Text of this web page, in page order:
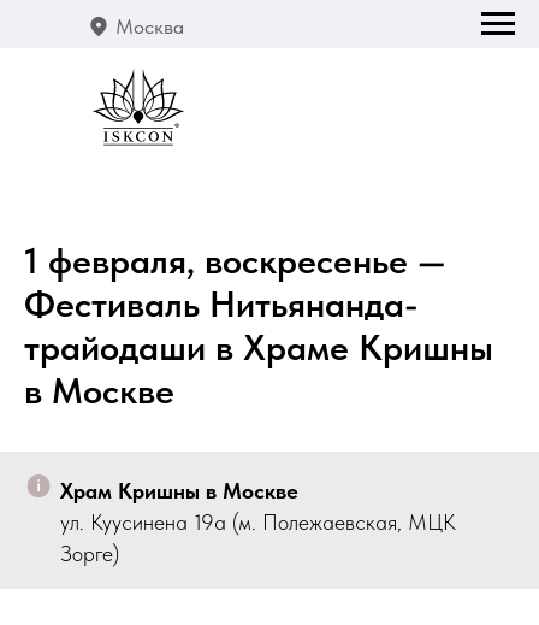
Москва
1 февраля, воскресенье —
Фестиваль Нитьянанда-
трайодаши в Храме Кришны
в Москве
Храм Кришны в Москве
ул. Куусинена 19а (м. Полежаевская, МЦК
Зорге)